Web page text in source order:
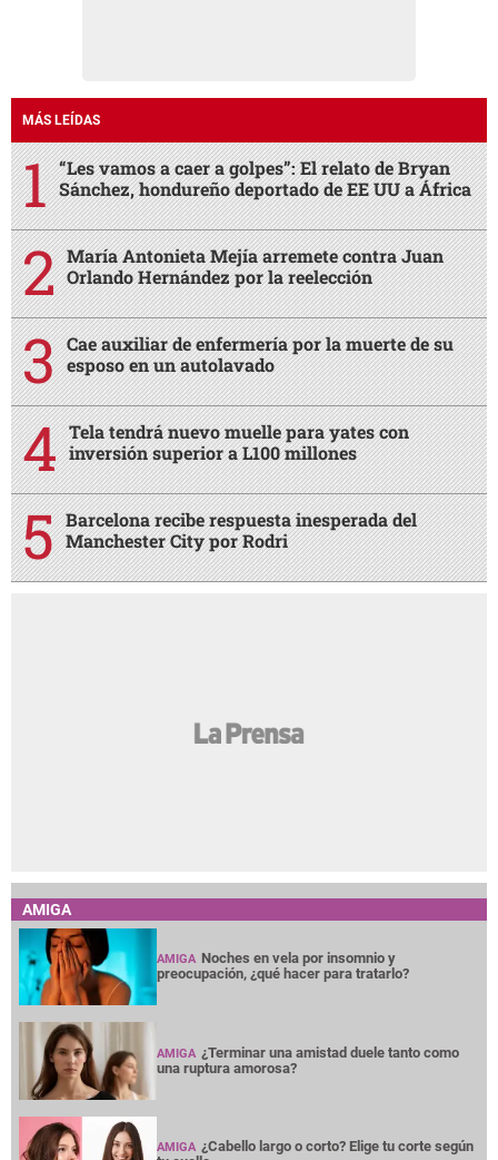
MÁS LEÍDAS
“Les vamos a caer a golpes”: El relato de Bryan
Sánchez, hondureño deportado de EE UU a África
María Antonieta Mejía arremete contra Juan
Orlando Hernández por la reelección
Cae auxiliar de enfermería por la muerte de su
esposo en un autolavado
Tela tendrá nuevo muelle para yates con
inversión superior a L100 millones
Barcelona recibe respuesta inesperada del
Manchester City por Rodri
AMIGA
AMIGA Noches en vela por insomnio y
preocupación, ¿qué hacer para tratarlo?
AMIGA ¿Terminar una amistad duele tanto como
una ruptura amorosa?
AMIGA ¿Cabello largo o corto? Elige tu corte según